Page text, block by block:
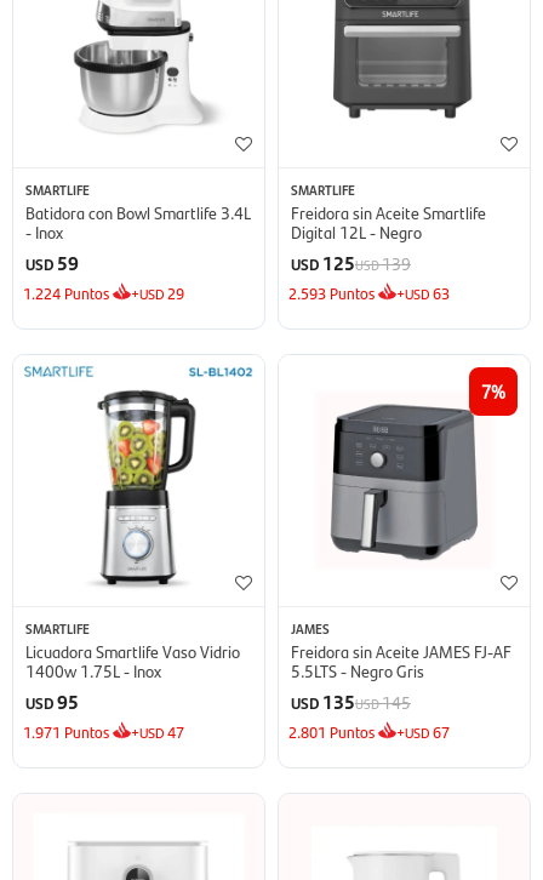
SMARTLIFE
Batidora con Bowl Smartlife 3.4L
- Inox
USD 59
1.224 Puntos +USD 29
SMARTLIFE
Freidora sin Aceite Smartlife
Digital 12L - Negro
USD 125USD139
2.593 Puntos +USD63
SMARTLIFE
Licuadora Smartlife Vaso Vidrio
1400w 1.75L - Inox
USD95
1.971 Puntos +USD47
7
JAMES
Freidora sin Aceite JAMES FJ-AF
5.5LTS - Negro Gris
USD 135USD145
2.801 Puntos +USD67